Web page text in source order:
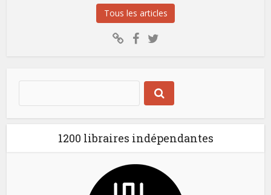
Tous les articles
1200 libraires indépendantes